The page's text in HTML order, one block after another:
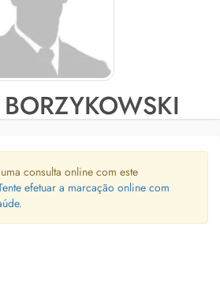
consulta online com este
efetuar a marcação online com